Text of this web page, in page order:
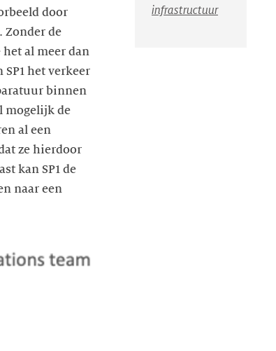
infrastructuur
door
Zonder de
al meer dan
het verkeer
binnen
mogelijk de
al een
ze hierdoor
kan SP1 de
naar een